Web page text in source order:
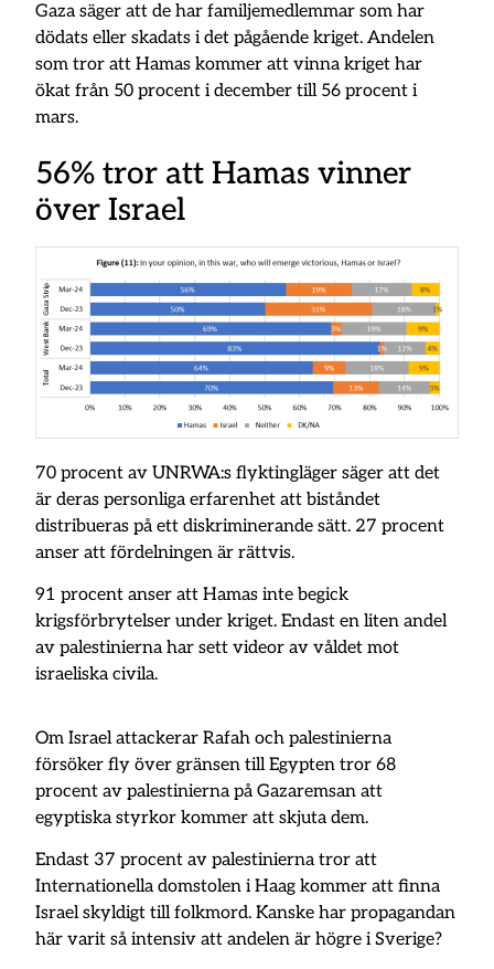
Gaza säger att de har familjemedlemmar som har
dödats eller skadats i det pågående kriget. Andelen
som tror att Hamas kommer att vinna kriget har
ökat från 50 procent i december till 56 procent i
mars.
56% tror att Hamas vinner
över Israel
70 procent av UNRWA:s flyktingläger säger att det
är deras personliga erfarenhet att biståndet
distribueras på ett diskriminerande sätt. 27 procent
anser att fördelningen är rättvis.
91 procent anser att Hamas inte begick
krigsförbrytelser under kriget. Endast en liten andel
av palestinierna har sett videor av våldet mot
israeliska civila.
Om Israel attackerar Rafah och palestinierna
försöker fly över gränsen till Egypten tror 68
procent av palestinierna på Gazaremsan att
egyptiska styrkor kommer att skjuta dem.
Endast 37 procent av palestinierna tror att
Internationella domstolen i Haag kommer att finna
Israel skyldigt till folkmord. Kanske har propagandan
här varit så intensiv att andelen är högre i Sverige?